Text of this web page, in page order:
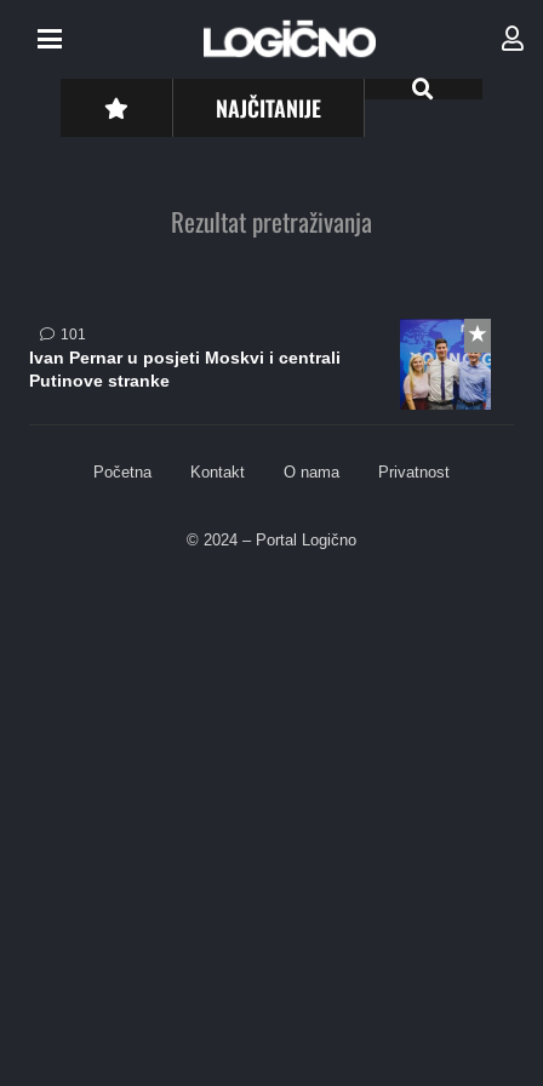
NAJČITANIJE
Rezultat pretraživanja
101
Ivan Pernar u posjeti Moskvi i centrali
Putinove stranke
Početna Kontakt O nama Privatnost
© 2024 – Portal Logično